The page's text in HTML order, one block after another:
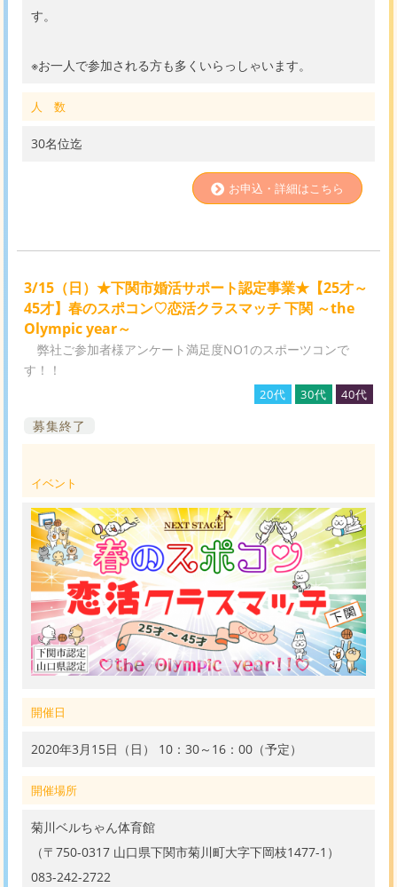
す。
※お一人で参加される方も多くいらっしゃいます。
人 数
30名位迄
お申込・詳細はこちら
3/15（日）★下関市婚活サポート認定事業★【25才～
45才】春のスポコン♡恋活クラスマッチ 下関 ～the
Olympic year～
弊社ご参加者様アンケート満足度NO1のスポーツコンで
す！！
20代 30代 40代
募集終了
イベント
開催日
2020年3月15日（日） 10：30～16：00（予定）
開催場所
菊川ベルちゃん体育館
（〒750-0317 山口県下関市菊川町大字下岡枝1477-1）
083-242-2722